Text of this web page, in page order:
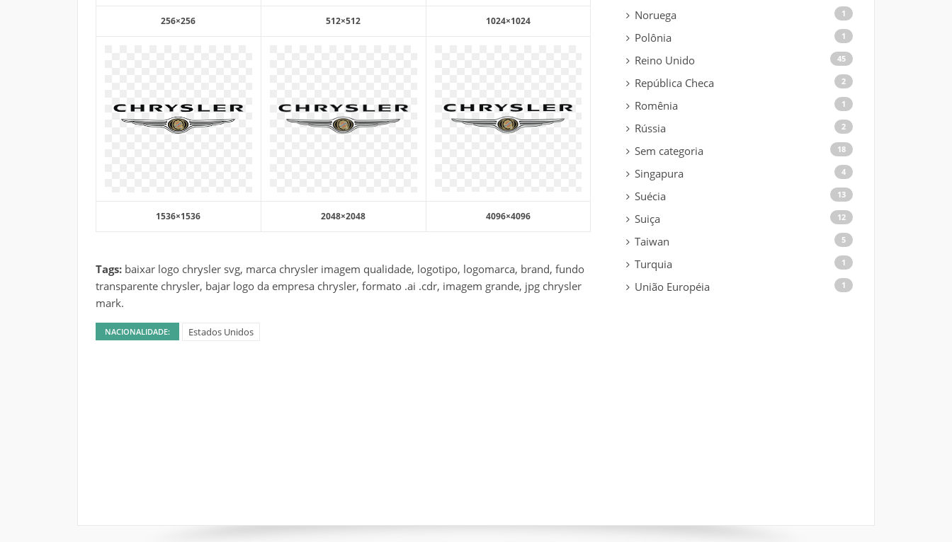
256×256 512×512 1024×1024
1536×1536 2048×2048 4096×4096
Tags: baixar logo chrysler svg, marca chrysler imagem qualidade, logotipo, logomarca, brand, fundo
transparente chrysler, bajar logo da empresa chrysler, formato .ai .cdr, imagem grande, jpg chrysler
mark.
NACIONALIDADE: Estados Unidos
Noruega 1
Polônia 1
Reino Unido 45
República Checa 2
Romênia 1
Rússia 2
Sem categoria 18
Singapura 4
Suécia 13
Suiça 12
Taiwan 5
Turquia 1
União Européia 1